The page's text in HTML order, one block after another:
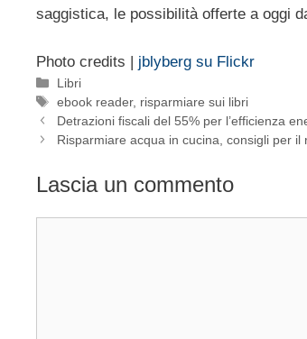
saggistica, le possibilità offerte a oggi
Photo credits | jblyberg su Flickr
Categorie
Libri
Tag
ebook reader, risparmiare sui libri
Detrazioni fiscali del 55% per l’efficienza
Risparmiare acqua in cucina, consigli per il
Lascia un commento